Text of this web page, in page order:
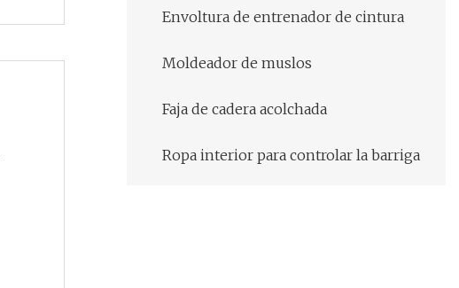
Envoltura de entrenador de cintura
Moldeador de muslos
Faja de cadera acolchada
Ropa interior para controlar la barriga